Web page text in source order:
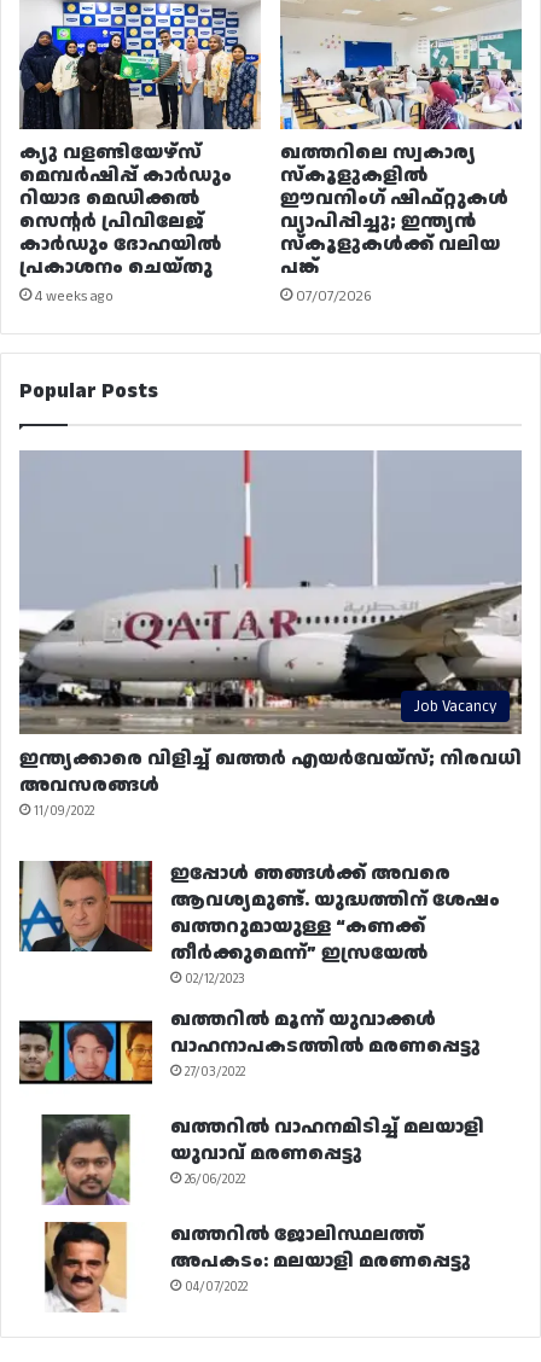
ക്യു വളണ്ടിയേഴ്‌സ്
മെമ്പർഷിപ്പ് കാർഡും
റിയാദ മെഡിക്കൽ
സെന്റർ പ്രിവിലേജ്
കാർഡും ദോഹയിൽ
പ്രകാശനം ചെയ്തു
4 weeks ago
ഖത്തറിലെ സ്വകാര്യ
സ്കൂളുകളിൽ
ഈവനിംഗ് ഷിഫ്റ്റുകൾ
വ്യാപിപ്പിച്ചു; ഇന്ത്യൻ
സ്കൂളുകൾക്ക് വലിയ
പങ്ക്
07/07/2026
Popular Posts
Job Vacancy
ഇന്ത്യക്കാരെ വിളിച്ച് ഖത്തർ എയർവേയ്‌സ്; നിരവധി
അവസരങ്ങൾ
11/09/2022
ഇപ്പോൾ ഞങ്ങൾക്ക് അവരെ
ആവശ്യമുണ്ട്. യുദ്ധത്തിന് ശേഷം
ഖത്തറുമായുള്ള “കണക്ക്
തീർക്കുമെന്ന്” ഇസ്രയേൽ
02/12/2023
ഖത്തറിൽ മൂന്ന് യുവാക്കൾ
വാഹനാപകടത്തിൽ മരണപ്പെട്ടു
27/03/2022
ഖത്തറിൽ വാഹനമിടിച്ച് മലയാളി
യുവാവ് മരണപ്പെട്ടു
26/06/2022
ഖത്തറിൽ ജോലിസ്ഥലത്ത്
അപകടം: മലയാളി മരണപ്പെട്ടു
04/07/2022